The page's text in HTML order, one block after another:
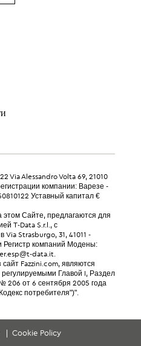
Via Alessandro Volta 69, 21010
компании: Варезе -
Уставный капитал €
Сайте, предлагаются для
T-Data S.r.l., с
Strasburgo, 31, 41011 -
Регистр компаний Модены:
data.it.
Fazzini.com, являются
Главой I, Раздел
206 от 6 сентября 2005 года
потребителя")".
Cookie Policy